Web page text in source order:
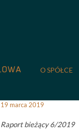
O SPÓŁCE
6/2019
19 marca 2019
Raport bieżący 6/2019